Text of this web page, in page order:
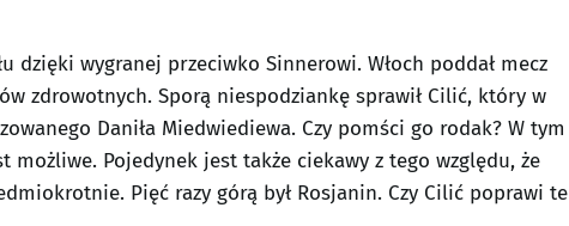
dzięki wygranej przeciwko Sinnerowi. Włoch poddał mecz
zdrowotnych. Sporą niespodziankę sprawił Cilić, który w
Daniła Miedwiediewa. Czy pomści go rodak? W tym
możliwe. Pojedynek jest także ciekawy z tego względu, że
Pięć razy górą był Rosjanin. Czy Cilić poprawi te